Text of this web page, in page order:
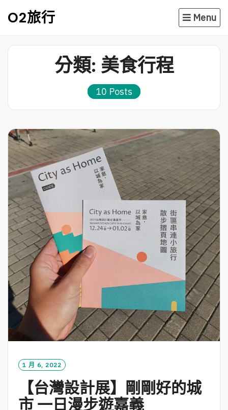
O2旅行 Menu
分類: 美食行程
10 Posts
1 月 6, 2022
【台灣設計展】剛剛好的城
市 一日漫步遊嘉義